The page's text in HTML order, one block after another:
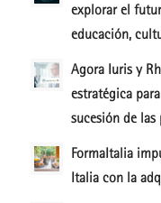
explorar el
educación,
Agora Iuris y
estratégica
sucesión de las
FormaItalia
Italia con la